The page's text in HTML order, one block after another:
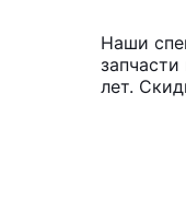
Наши
лет.